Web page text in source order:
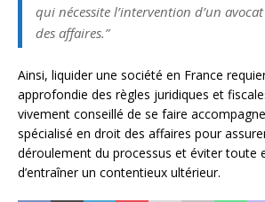
qui nécessite l’intervention d’un
des affaires.”
Ainsi, liquider une société en France
approfondie des règles juridiques et
vivement conseillé de se faire
spécialisé en droit des affaires pour
déroulement du processus et éviter toute
d’entraîner un contentieux ultérieur.